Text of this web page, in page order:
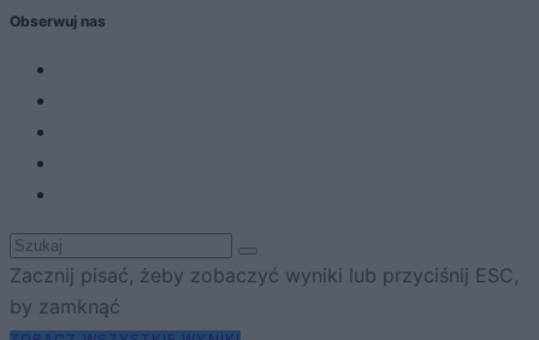
Obserwuj nas
Zacznij pisać, żeby zobaczyć wyniki lub przyciśnij ESC,
by zamknąć